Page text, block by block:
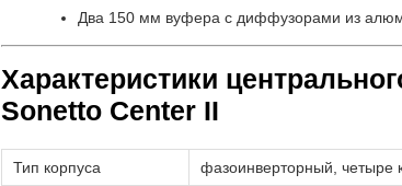
Два 150 мм вуфера с диффузорами из
Характеристики
Sonetto Center II
Тип корпуса фазоинверторный, четыре